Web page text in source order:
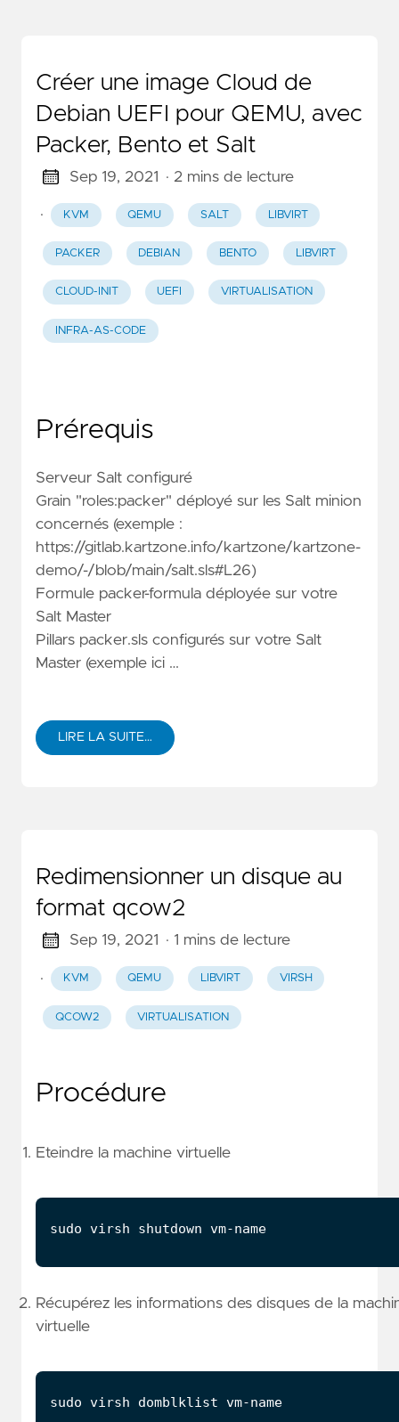
Créer une image Cloud de
Debian UEFI pour QEMU, avec
Packer, Bento et Salt
Sep 19, 2021 · 2 mins de lecture
· KVM QEMU SALT LIBVIRT
PACKER DEBIAN BENTO LIBVIRT
CLOUD-INIT UEFI VIRTUALISATION
INFRA-AS-CODE
Prérequis
Serveur Salt configuré
Grain "roles:packer" déployé sur les Salt minion
concernés (exemple :
https://gitlab.kartzone.info/kartzone/kartzone-
demo/-/blob/main/salt.sls#L26)
Formule packer-formula déployée sur votre
Salt Master
Pillars packer.sls configurés sur votre Salt
Master (exemple ici …
LIRE LA SUITE…
Redimensionner un disque au
format qcow2
Sep 19, 2021 · 1 mins de lecture
· KVM QEMU LIBVIRT VIRSH
QCOW2 VIRTUALISATION
Procédure
Eteindre la machine virtuelle
Récupérez les informations des disques de la
virtuelle